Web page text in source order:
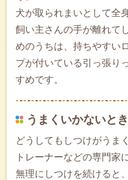
犬が取られまいとして全
飼い主さんの手が離れて
めのうちは、持ちやすい
プが付いている引っ張り
すめです。
うまくいかないと
どうしてもしつけがうま
トレーナーなどの専門家
無理にしつけを続けると